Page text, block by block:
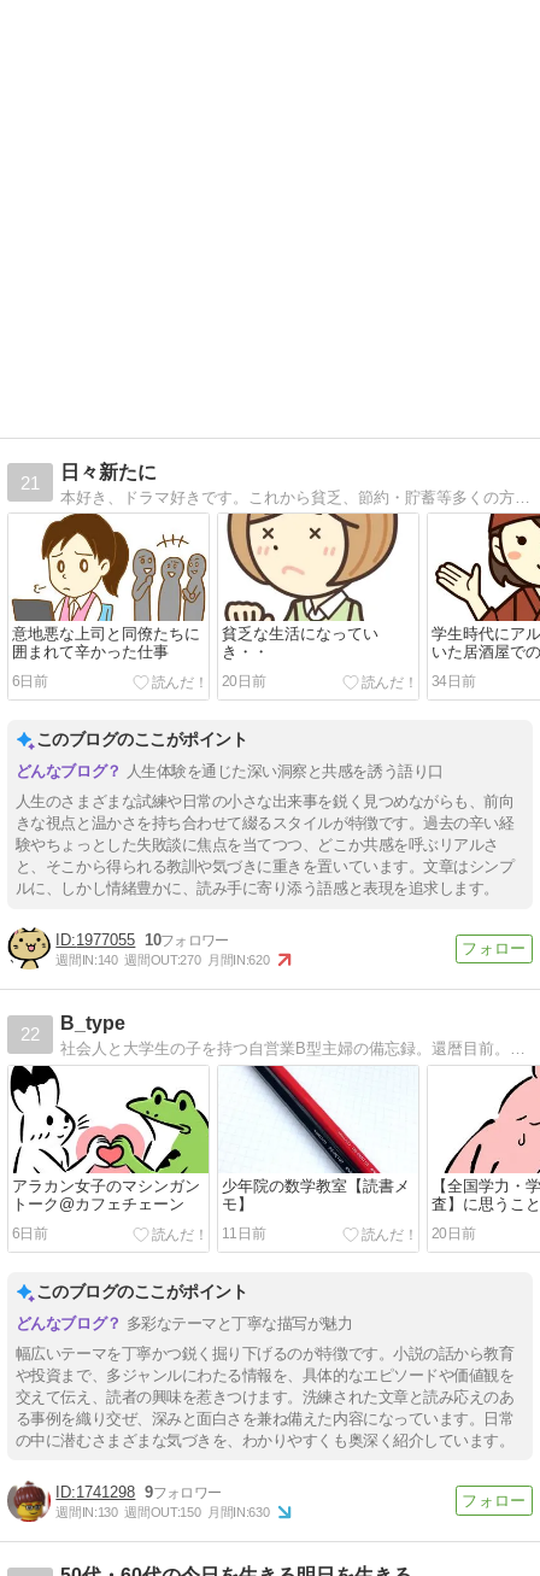
21
日々新たに
本好き、ドラマ好きです。これから貧乏、節約・貯蓄等多くの方の苦労話を投稿していきたいと思います。
意地悪な上司と同僚たちに
囲まれて辛かった仕事
6日前
貧乏な生活になってい
き・・
20日前
学生時代にア
いた居酒屋で
34日前
このブログのここがポイント
人生体験を通じた深い洞察と共感を誘う語り口
人生のさまざまな試練や日常の小さな出来事を鋭く見つめながらも、前向
きな視点と温かさを持ち合わせて綴るスタイルが特徴です。過去の辛い経
験やちょっとした失敗談に焦点を当てつつ、どこか共感を呼ぶリアルさ
と、そこから得られる教訓や気づきに重きを置いています。文章はシンプ
ルに、しかし情緒豊かに、読み手に寄り添う語感と表現を追求します。
1977055 10
週間IN:140 週間OUT:270 月間IN:620
22
B_type
社会人と大学生の子を持つ自営業B型主婦の備忘録。還暦目前。投資・読書・パン焼きの記録など。
アラカン女子のマシンガン
トーク@カフェチェーン
6日前
少年院の数学教室【読書メ
モ】
11日前
【全国学力・
査】に思うこ
20日前
このブログのここがポイント
多彩なテーマと丁寧な描写が魅力
幅広いテーマを丁寧かつ鋭く掘り下げるのが特徴です。小説の話から教育
や投資まで、多ジャンルにわたる情報を、具体的なエピソードや価値観を
交えて伝え、読者の興味を惹きつけます。洗練された文章と読み応えのあ
る事例を織り交ぜ、深みと面白さを兼ね備えた内容になっています。日常
の中に潜むさまざまな気づきを、わかりやすくも奥深く紹介しています。
1741298 9
週間IN:130 週間OUT:150 月間IN:630